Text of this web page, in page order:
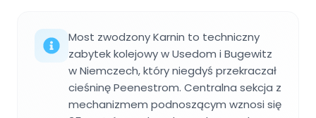
Most zwodzony Karnin to techniczny
zabytek kolejowy w Usedom i Bugewitz
w Niemczech, który niegdyś przekraczał
cieśninę Peenestrom. Centralna sekcja z
mechanizmem podnoszącym wznosi się